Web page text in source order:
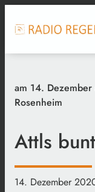
am 14.
Rosenheim
Attls
14. Dezember